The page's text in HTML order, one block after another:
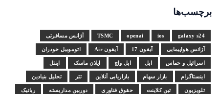
برچسب‌ها
galaxy s24
ios
openai
TSMC آژانس مسافرتی
آژانس هواپیمایی آیفون 17 آیفون Air اتوموبیل خودران
اسرائیل و حماس اپل اپل واچ ایلان ماسک اینتل
اینستاگرام بازار سهام بازاریابی آنلاین تتر تحلیل بنیادین
تلویزیون تین کلاینت حقوق فناوری دوربین مداربسته رباتیک